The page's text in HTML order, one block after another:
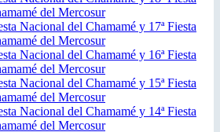
del Mercosur
Nacional del Chamamé y 17ª Fiesta
del Mercosur
Nacional del Chamamé y 16ª Fiesta
del Mercosur
Nacional del Chamamé y 15ª Fiesta
del Mercosur
Nacional del Chamamé y 14ª Fiesta
del Mercosur